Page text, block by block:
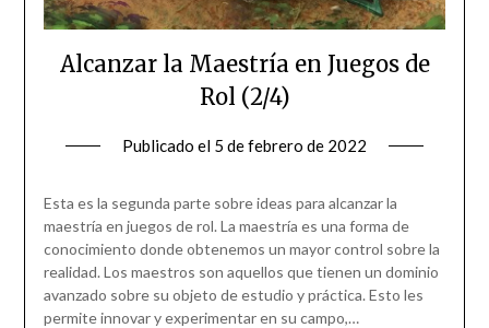
Alcanzar la Maestría en Juegos de
Rol (2/4)
Publicado el 5 de febrero de 2022
Esta es la segunda parte sobre ideas para alcanzar la
maestría en juegos de rol. La maestría es una forma de
conocimiento donde obtenemos un mayor control sobre la
realidad. Los maestros son aquellos que tienen un dominio
avanzado sobre su objeto de estudio y práctica. Esto les
permite innovar y experimentar en su campo,…